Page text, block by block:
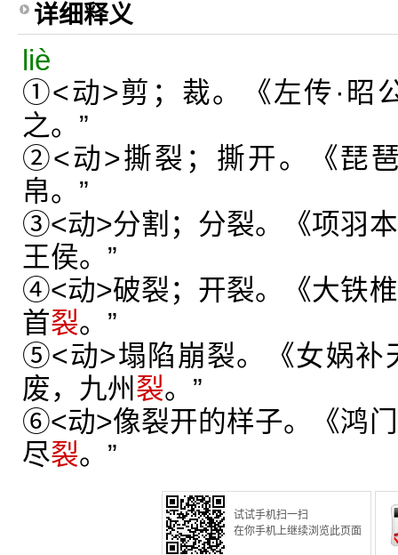
详细释义
liè
①<动>剪；裁。《左传·昭
之。”
②<动>撕裂；撕开。《琵
帛。”
③<动>分割；分裂。《项羽
王侯。”
④<动>破裂；开裂。《大铁
首裂。”
⑤<动>塌陷崩裂。《女娲补
废，九州 裂。”
⑥<动>像裂开的样子。《鸿
尽裂。”
试试手机扫一扫
在你手机上继续浏览此页面